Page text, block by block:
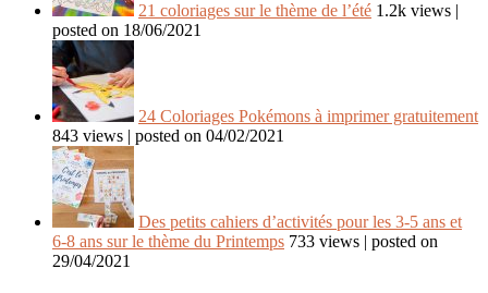
21 coloriages sur le thème de l’été 1.2k views |
posted on 18/06/2021
24 Coloriages Pokémons à imprimer gratuitement
843 views | posted on 04/02/2021
Des petits cahiers d’activités pour les 3-5 ans et
6-8 ans sur le thème du Printemps 733 views | posted on
29/04/2021